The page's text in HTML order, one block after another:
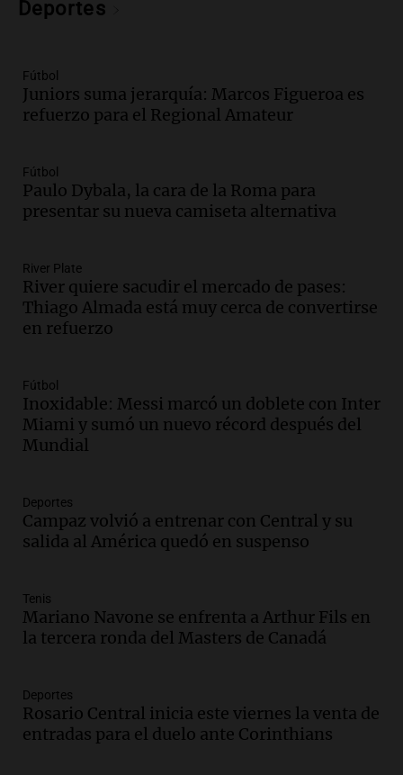
Episodios
temporales y cambios legislativos
Panorama Federal
Episodios
el actual secretario general de la
Conferencia Episcopal Argentina.
Noticias Rosario
suministro eléctrico en la zona AMBA
por intensas lluvias
Panorama Federal
Episodios
en el AMBA por intensas lluvias y
ráfagas de viento
Panorama Federal
Episodios
mejorar la seguridad vial
Panorama Federal
Episodios
en Tierra del Fuego
Panorama Federal
seis meses de prisión por presentar
certificados médicos falsos
Panorama Federal
Deportes
Fútbol
Juniors suma jerarquía: Marcos Figueroa es
refuerzo para el Regional Amateur
Fútbol
Paulo Dybala, la cara de la Roma para
presentar su nueva camiseta alternativa
River Plate
River quiere sacudir el mercado de pases:
Thiago Almada está muy cerca de convertirse
en refuerzo
Fútbol
Inoxidable: Messi marcó un doblete con Inter
Miami y sumó un nuevo récord después del
Mundial
Deportes
Campaz volvió a entrenar con Central y su
salida al América quedó en suspenso
Tenis
Mariano Navone se enfrenta a Arthur Fils en
la tercera ronda del Masters de Canadá
Deportes
Rosario Central inicia este viernes la venta de
entradas para el duelo ante Corinthians